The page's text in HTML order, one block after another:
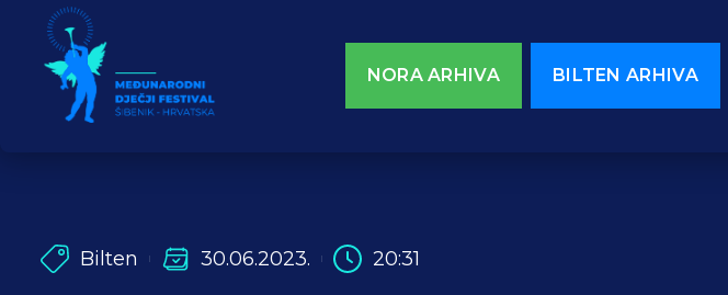
NORA ARHIVA BILTEN ARHIVA
Bilten 30.06.2023. 20:31